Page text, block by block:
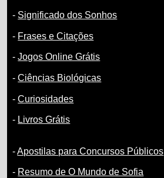
- Significado dos Sonhos
- Frases e Citações
-Jogos Online Grátis
-Ciências Biológicas
-Curiosidades
- Livros Grátis
-Apostilas para Concursos Públicos
- Resumo de O Mundo de Sofia